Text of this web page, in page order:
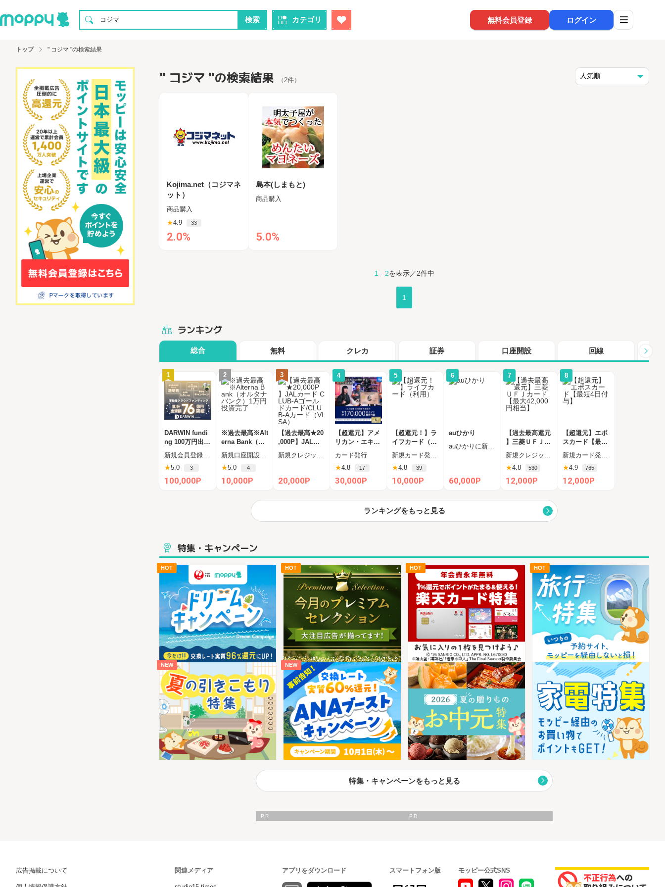
検索 カテゴリ 無料会員登録 ログイン
トップ " コジマ "の検索結果
" コジマ "の検索結果 （2件）
Kojima.net（コジマネ
ット）
商品購入
★4.9 33
2.0%
島本(しまもと)
商品購入
5.0%
1 - 2を表示／2件中
1
ランキング
総合 無料 クレカ 証券 口座開設 回線
1
DARWIN fundi
ng 100万円出資
完了（ダーウィ
ンファンディン
グ）
★5.0 3
100,000P
2
※過去最高※Alt
erna Bank（オ
ルタナバンク）
1万円投資完了
★5.0 4
10,000P
3
【過去最高★20
,000P】JALカ
ード CLUB-Aゴ
ールドカード/C
VISA）
20,000P
4
【超還元】アメ
リカン・エキス
プレス・ビジネ
ス・ゴールド・
カード
カード発行
★4.8 17
30,000P
5
【超還元！】ラ
イフカード（利
用）
★4.8 39
10,000P
6
auひかり
60,000P
7
【過去最高還元
】三菱ＵＦＪカ
ード【最大42,0
00円相当】
★4.8 530
12,000P
8
【超還元】エポ
スカード【最短
4日付与】
★4.9 765
12,000P
ランキングをもっと見る
特集・キャンペーン
HOT HOT HOT HOT
NEW NEW
特集・キャンペーンをもっと見る
広告掲載について 関連メディア アプリをダウンロード スマートフォン版 モッピー公式SNS